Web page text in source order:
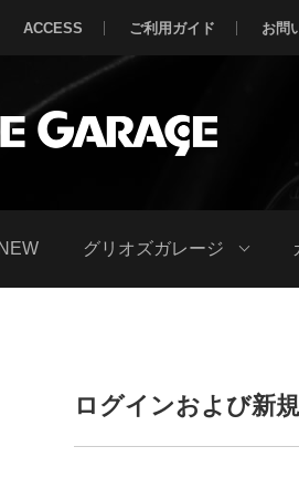
ACCESS ご利用ガイド お問
NEW グリオズガレージ
ログインおよび新